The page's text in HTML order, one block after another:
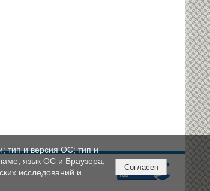
тип и версия ОС; тип и
язык ОС и Браузера;
исследований и
Согласен